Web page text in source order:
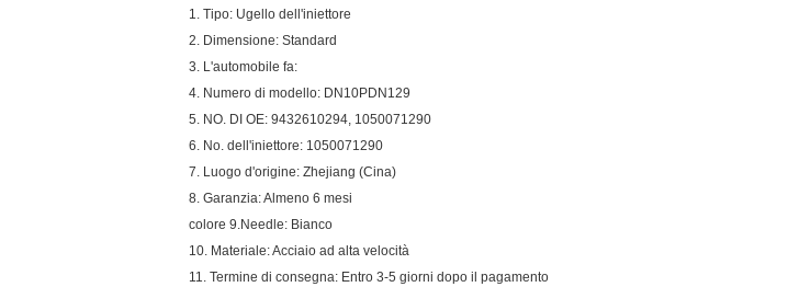
1. Tipo: Ugello dell'iniettore
2. Dimensione: Standard
3. L'automobile fa:
4. Numero di modello: DN10PDN129
5. NO. DI OE: 9432610294, 1050071290
6. No. dell'iniettore: 1050071290
7. Luogo d'origine: Zhejiang (Cina)
8. Garanzia: Almeno 6 mesi
colore 9.Needle: Bianco
10. Materiale: Acciaio ad alta velocità
11. Termine di consegna: Entro 3-5 giorni dopo il pagamento